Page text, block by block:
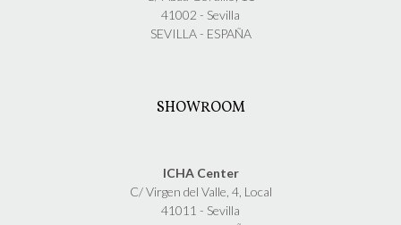
41002 - Sevilla
SEVILLA - ESPAÑA
SHOWROOM
ICHA Center
C/ Virgen del Valle, 4, Local
41011 - Sevilla